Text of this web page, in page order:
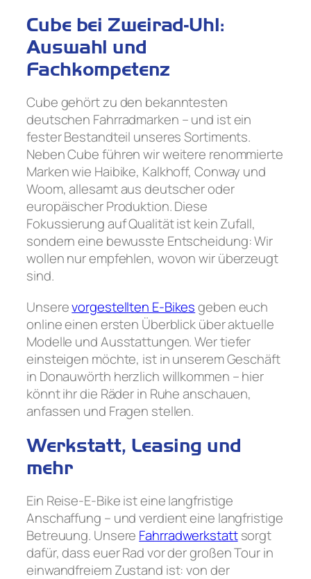
Cube bei Zweirad-Uhl:
Auswahl und
Fachkompetenz
Cube gehört zu den bekanntesten
deutschen Fahrradmarken – und ist ein
fester Bestandteil unseres Sortiments.
Neben Cube führen wir weitere renommierte
Marken wie Haibike, Kalkhoff, Conway und
Woom, allesamt aus deutscher oder
europäischer Produktion. Diese
Fokussierung auf Qualität ist kein Zufall,
sondern eine bewusste Entscheidung: Wir
wollen nur empfehlen, wovon wir überzeugt
sind.
Unserevorgestellten E-Bikesgeben euch
online einen ersten Überblick über aktuelle
Modelle und Ausstattungen. Wer tiefer
einsteigen möchte, ist in unserem Geschäft
in Donauwörth herzlich willkommen – hier
könnt ihr die Räder in Ruhe anschauen,
anfassen und Fragen stellen.
Werkstatt, Leasing und
mehr
Ein Reise-E-Bike ist eine langfristige
Anschaffung – und verdient eine langfristige
Betreuung. Unsere Fahrradwerkstattsorgt
dafür, dass euer Rad vor der großen Tour in
einwandfreiem Zustand ist: von der